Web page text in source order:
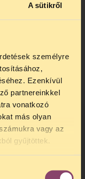
A sütikről
személyre
Ezenkívül
partnereinkkel
vonatkozó
más olyan
vagy az
gyűjtöttek.
hogy az
alaptörvény-
tehet
elbírálása
kell(ene).
feltétel a
lévő
összefüggés.
olyan
(az